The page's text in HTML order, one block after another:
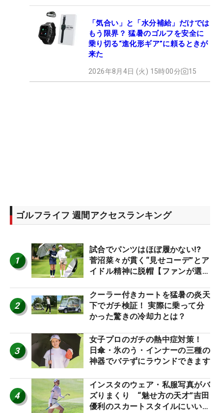
「気合い」と「水分補給」だけでは
もう限界？ 猛暑のゴルフを安全に
乗り切る“進化形ギア”に頼るときが
来た
2026年8月4日 (火) 15時00分 15
ゴルフライフ 週間アクセスランキング
1
試合でパンツはほぼ履かない⁉
菅沼菜々が貫く“見せコーデ”とア
イドル精神に脱帽【ファンが選ぶ
2
クーラー付きカートを猛暑の炎天
下でガチ検証！ 実際に乗って分
かった驚きの冷却力とは？
3
女子プロのガチの熱中症対策！
日傘・氷のう・インナーの三種の
神器でバテずにラウンドできます
4
インスタのウェア・私服写真がバ
ズりまくり “魅せ方の天才”吉田
優利のスカートスタイルにいい